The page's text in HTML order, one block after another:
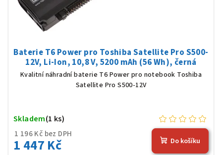
Baterie T6 Power pro Toshiba Satellite Pro S500-
12V, Li-Ion, 10,8 V, 5200 mAh (56 Wh), černá
Kvalitní náhradní baterie T6 Power pro notebook Toshiba
Satellite Pro S500-12V
1 196 Kč bez DPH
1 447 Kč
Skladem(1 ks)
Do košíku